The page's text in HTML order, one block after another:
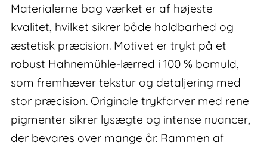
Materialerne bag værket er af højeste
kvalitet, hvilket sikrer både holdbarhed og
æstetisk præcision. Motivet er trykt på et
robust Hahnemühle-lærred i 100 % bomuld,
som fremhæver tekstur og detaljering med
stor præcision. Originale trykfarver med rene
pigmenter sikrer lysægte og intense nuancer,
der bevares over mange år. Rammen af